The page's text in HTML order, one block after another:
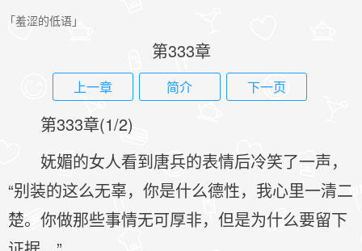
「羞涩的低语」
第333章
上一章 简介 下一页
第333章(1/2)
妩媚的女人看到唐兵的表情后冷笑了一声，
“别装的这么无辜，你是什么德性，我心里一清二
楚。你做那些事情无可厚非，但是为什么要留下